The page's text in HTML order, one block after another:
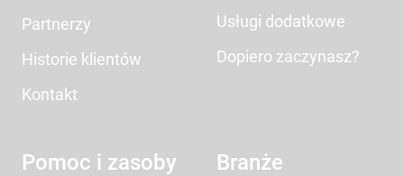
Partnerzy
Historie klientów
Kontakt
Usługi dodatkowe
Dopiero zaczynasz?
Pomoc i zasoby Branże